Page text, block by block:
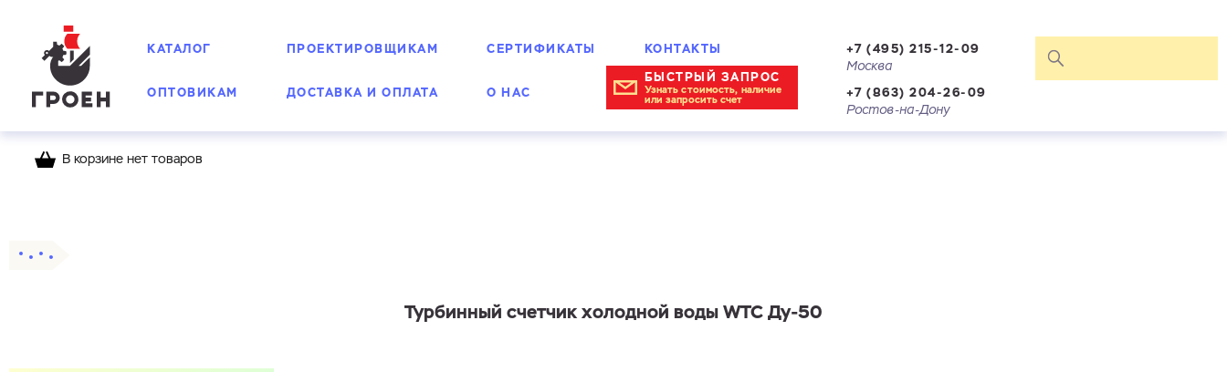
КАТАЛОГ
ОПТОВИКАМ
ПРОЕКТИРОВЩИКАМ
ДОСТАВКА И ОПЛАТА
СЕРТИФИКАТЫ
О НАС
КОНТАКТЫ
БЫСТРЫЙ ЗАПРОС
Узнать стоимость, наличие
или запросить счет
+7 (495) 215-12-09
Москва
+7 (863) 204-26-09
Ростов-на-Дону
В корзине нет товаров
Турбинный счетчик холодной воды WTC Ду-50